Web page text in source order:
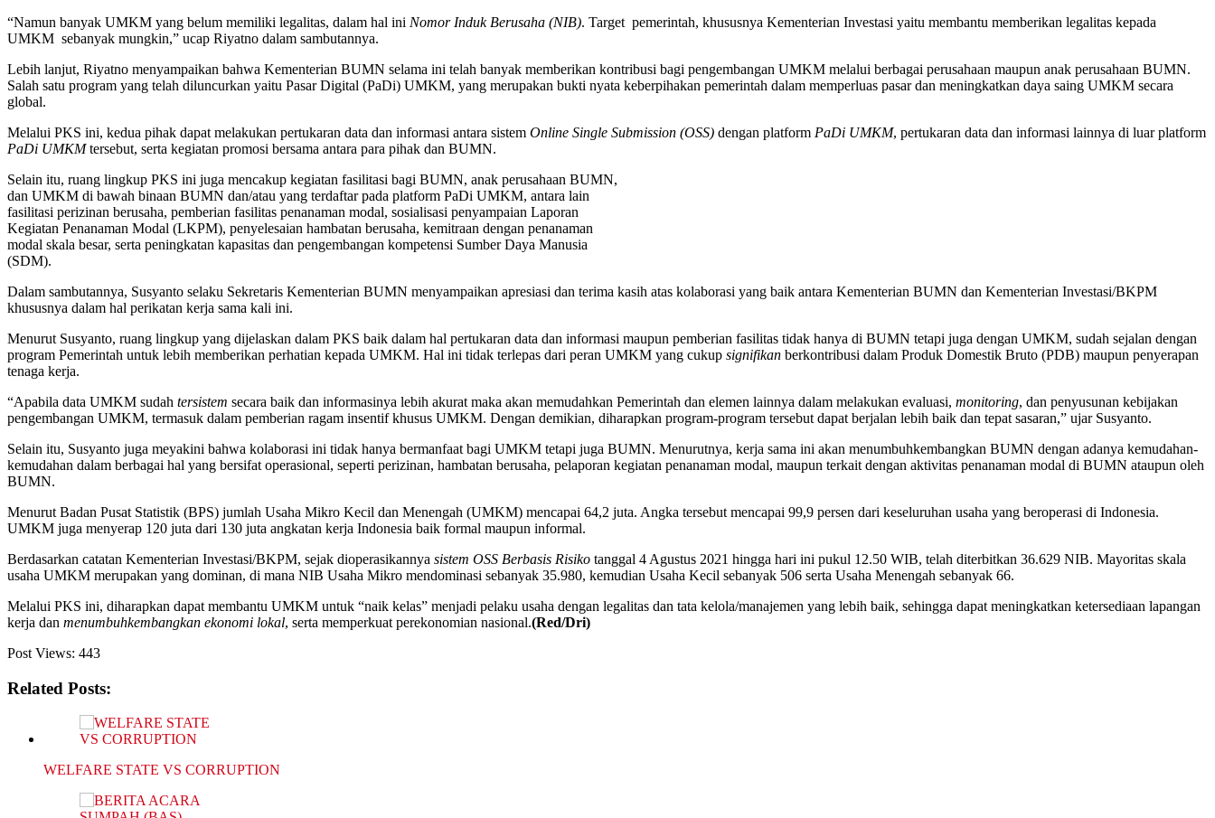
“Namun banyak UMKM yang belum memiliki legalitas, dalam hal ini Nomor Induk Berusaha (NIB). Target pemerintah, khususnya Kementerian Investasi yaitu membantu memberikan legalitas kepada
UMKM sebanyak mungkin,” ucap Riyatno dalam sambutannya.
Lebih lanjut, Riyatno menyampaikan bahwa Kementerian BUMN selama ini telah banyak memberikan kontribusi bagi pengembangan UMKM melalui berbagai perusahaan maupun anak perusahaan BUMN.
Salah satu program yang telah diluncurkan yaitu Pasar Digital (PaDi) UMKM, yang merupakan bukti nyata keberpihakan pemerintah dalam memperluas pasar dan meningkatkan daya saing UMKM secara
global.
Melalui PKS ini, kedua pihak dapat melakukan pertukaran data dan informasi antara sistem Online Single Submission (OSS) dengan platform PaDi UMKM, pertukaran data dan informasi lainnya di luar platform
PaDi UMKMtersebut, serta kegiatan promosi bersama antara para pihak dan BUMN.
Selain itu, ruang lingkup PKS ini juga mencakup kegiatan fasilitasi bagi BUMN, anak perusahaan BUMN,
dan UMKM di bawah binaan BUMN dan/atau yang terdaftar pada platform PaDi UMKM, antara lain
fasilitasi perizinan berusaha, pemberian fasilitas penanaman modal, sosialisasi penyampaian Laporan
Kegiatan Penanaman Modal (LKPM), penyelesaian hambatan berusaha, kemitraan dengan penanaman
modal skala besar, serta peningkatan kapasitas dan pengembangan kompetensi Sumber Daya Manusia
(SDM).
Dalam sambutannya, Susyanto selaku Sekretaris Kementerian BUMN menyampaikan apresiasi dan terima kasih atas kolaborasi yang baik antara Kementerian BUMN dan Kementerian Investasi/BKPM
khususnya dalam hal perikatan kerja sama kali ini.
Menurut Susyanto, ruang lingkup yang dijelaskan dalam PKS baik dalam hal pertukaran data dan informasi maupun pemberian fasilitas tidak hanya di BUMN tetapi juga dengan UMKM, sudah sejalan dengan
program Pemerintah untuk lebih memberikan perhatian kepada UMKM. Hal ini tidak terlepas dari peran UMKM yang cukup signifikan berkontribusi dalam Produk Domestik Bruto (PDB) maupun penyerapan
tenaga kerja.
“Apabila data UMKM sudah tersistem secara baik dan informasinya lebih akurat maka akan memudahkan Pemerintah dan elemen lainnya dalam melakukan evaluasi, monitoring, dan penyusunan kebijakan
pengembangan UMKM, termasuk dalam pemberian ragam insentif khusus UMKM. Dengan demikian, diharapkan program-program tersebut dapat berjalan lebih baik dan tepat sasaran,” ujar Susyanto.
Selain itu, Susyanto juga meyakini bahwa kolaborasi ini tidak hanya bermanfaat bagi UMKM tetapi juga BUMN. Menurutnya, kerja sama ini akan menumbuhkembangkan BUMN dengan adanya kemudahan-
kemudahan dalam berbagai hal yang bersifat operasional, seperti perizinan, hambatan berusaha, pelaporan kegiatan penanaman modal, maupun terkait dengan aktivitas penanaman modal di BUMN ataupun oleh
BUMN.
Menurut Badan Pusat Statistik (BPS) jumlah Usaha Mikro Kecil dan Menengah (UMKM) mencapai 64,2 juta. Angka tersebut mencapai 99,9 persen dari keseluruhan usaha yang beroperasi di Indonesia.
UMKM juga menyerap 120 juta dari 130 juta angkatan kerja Indonesia baik formal maupun informal.
Berdasarkan catatan Kementerian Investasi/BKPM, sejak dioperasikannya sistem OSS Berbasis Risiko tanggal 4 Agustus 2021 hingga hari ini pukul 12.50 WIB, telah diterbitkan 36.629 NIB. Mayoritas skala
usaha UMKM merupakan yang dominan, di mana NIB Usaha Mikro mendominasi sebanyak 35.980, kemudian Usaha Kecil sebanyak 506 serta Usaha Menengah sebanyak 66.
Melalui PKS ini, diharapkan dapat membantu UMKM untuk “naik kelas” menjadi pelaku usaha dengan legalitas dan tata kelola/manajemen yang lebih baik, sehingga dapat meningkatkan ketersediaan lapangan
kerja dan menumbuhkembangkan ekonomi lokal, serta memperkuat perekonomian nasional.(Red/Dri)
Post Views: 443
Related Posts:
WELFARE STATE VS CORRUPTION